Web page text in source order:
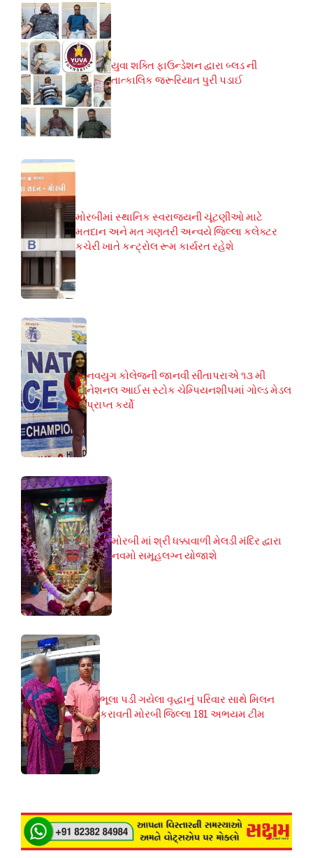
યુવા શક્તિ ફાઉન્ડેશન દ્વારા બ્લડ ની
તાત્કાલિક જરૂરિયાત પુરી પડાઈ
મોરબીમાં સ્થાનિક સ્વરાજ્યની ચૂંટણીઓ માટે
મતદાન અને મત ગણતરી અન્વયે જિલ્લા કલેક્ટર
કચેરી ખાતે કન્ટ્રોલ રૂમ કાર્યરત રહેશે
નવયુગ કોલેજની જાનવી સીતાપરાએ ૧૩ મી
નેશનલ આઈસ સ્ટોક ચેમ્પિયનશીપમાં ગોલ્ડ મેડલ
પ્રાપ્ત કર્યો
મોરબી માં શ્રી ધક્કાવાળી મેલડી મંદિર દ્વારા
નવમો સમૂહલગ્ન યોજાશે
ભૂલા પડી ગયેલા વૃદ્ધાનું પરિવાર સાથે મિલન
કરાવતી મોરબી જિલ્લા 181 અભયમ ટીમ